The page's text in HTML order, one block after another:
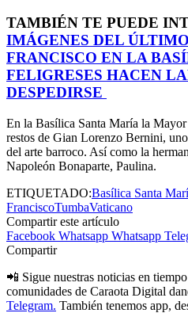
TAMBIÉN TE PUEDE
IMÁGENES DEL
FRANCISCO EN LA
FELIGRESES HACEN
DESPEDIRSE
En la Basílica Santa María la
restos de Gian Lorenzo Bernini,
del arte barroco. Así como la
Napoleón Bonaparte, Paulina.
ETIQUETADO:Basílica Santa
FranciscoTumbaVaticano
Compartir este artículo
Facebook Whatsapp Whatsapp
Compartir
📲 Sigue nuestras noticias en
comunidades de Caraota Digital
Telegram. También tenemos app,